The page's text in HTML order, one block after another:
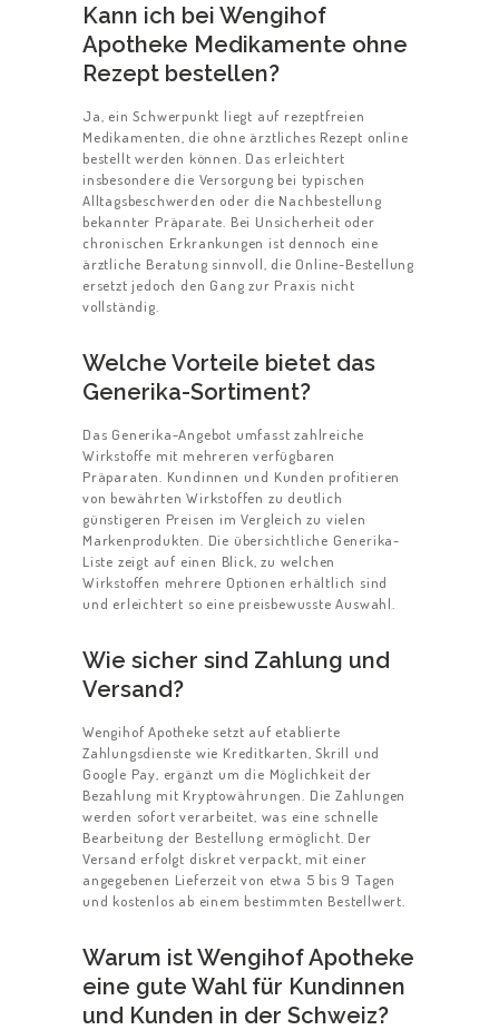
Kann ich bei Wengihof
Apotheke Medikamente ohne
Rezept bestellen?
Ja, ein Schwerpunkt liegt auf rezeptfreien
Medikamenten, die ohne ärztliches Rezept online
bestellt werden können. Das erleichtert
insbesondere die Versorgung bei typischen
Alltagsbeschwerden oder die Nachbestellung
bekannter Präparate. Bei Unsicherheit oder
chronischen Erkrankungen ist dennoch eine
ärztliche Beratung sinnvoll, die Online-Bestellung
ersetzt jedoch den Gang zur Praxis nicht
vollständig.
Welche Vorteile bietet das
Generika-Sortiment?
Das Generika-Angebot umfasst zahlreiche
Wirkstoffe mit mehreren verfügbaren
Präparaten. Kundinnen und Kunden profitieren
von bewährten Wirkstoffen zu deutlich
günstigeren Preisen im Vergleich zu vielen
Markenprodukten. Die übersichtliche Generika-
Liste zeigt auf einen Blick, zu welchen
Wirkstoffen mehrere Optionen erhältlich sind
und erleichtert so eine preisbewusste Auswahl.
Wie sicher sind Zahlung und
Versand?
Wengihof Apotheke setzt auf etablierte
Zahlungsdienste wie Kreditkarten, Skrill und
Google Pay, ergänzt um die Möglichkeit der
Bezahlung mit Kryptowährungen. Die Zahlungen
werden sofort verarbeitet, was eine schnelle
Bearbeitung der Bestellung ermöglicht. Der
Versand erfolgt diskret verpackt, mit einer
angegebenen Lieferzeit von etwa 5 bis 9 Tagen
und kostenlos ab einem bestimmten Bestellwert.
Warum ist Wengihof Apotheke
eine gute Wahl für Kundinnen
und Kunden in der Schweiz?